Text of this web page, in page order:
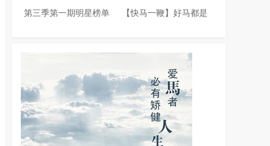
第三季第一期明星榜单 【快马一鞭】好马都是